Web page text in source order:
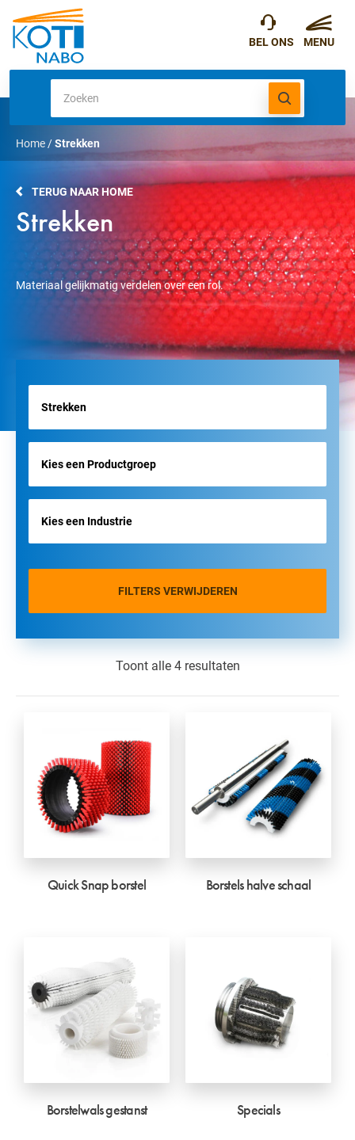
Home /Strekken
TERUG NAAR HOME
Strekken
Materiaal gelijkmatig verdelen over een rol.
FILTERS VERWIJDEREN
Toont alle 4 resultaten
Quick Snap borstel Borstels halve schaal
Borstelwals gestanst Specials